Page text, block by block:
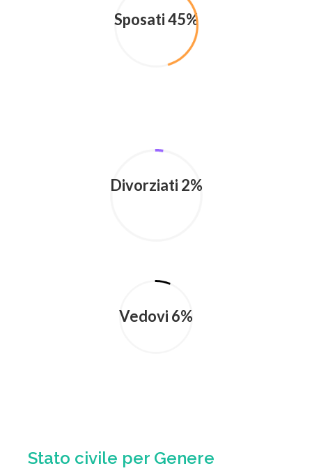
Sposati 45%
Divorziati 2%
Vedovi 6%
Stato civile per Genere